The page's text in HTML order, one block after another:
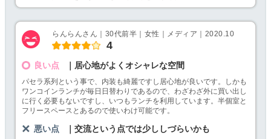
らんらんさん｜30代前半｜女性｜メディア｜2020.10
4
良い点 ｜居心地がよくオシャレな空間
パセラ系列という事で、内装も綺麗ですし居心地が良いです。しかも
ワンコインランチが毎日日替わりであるので、わざわざ外に買い出し
に行く必要もないですし、いつもランチを利用しています。半個室と
フリースペースとあるので使いわけ可能です。
悪い点 ｜交流という点では少ししづらいかも